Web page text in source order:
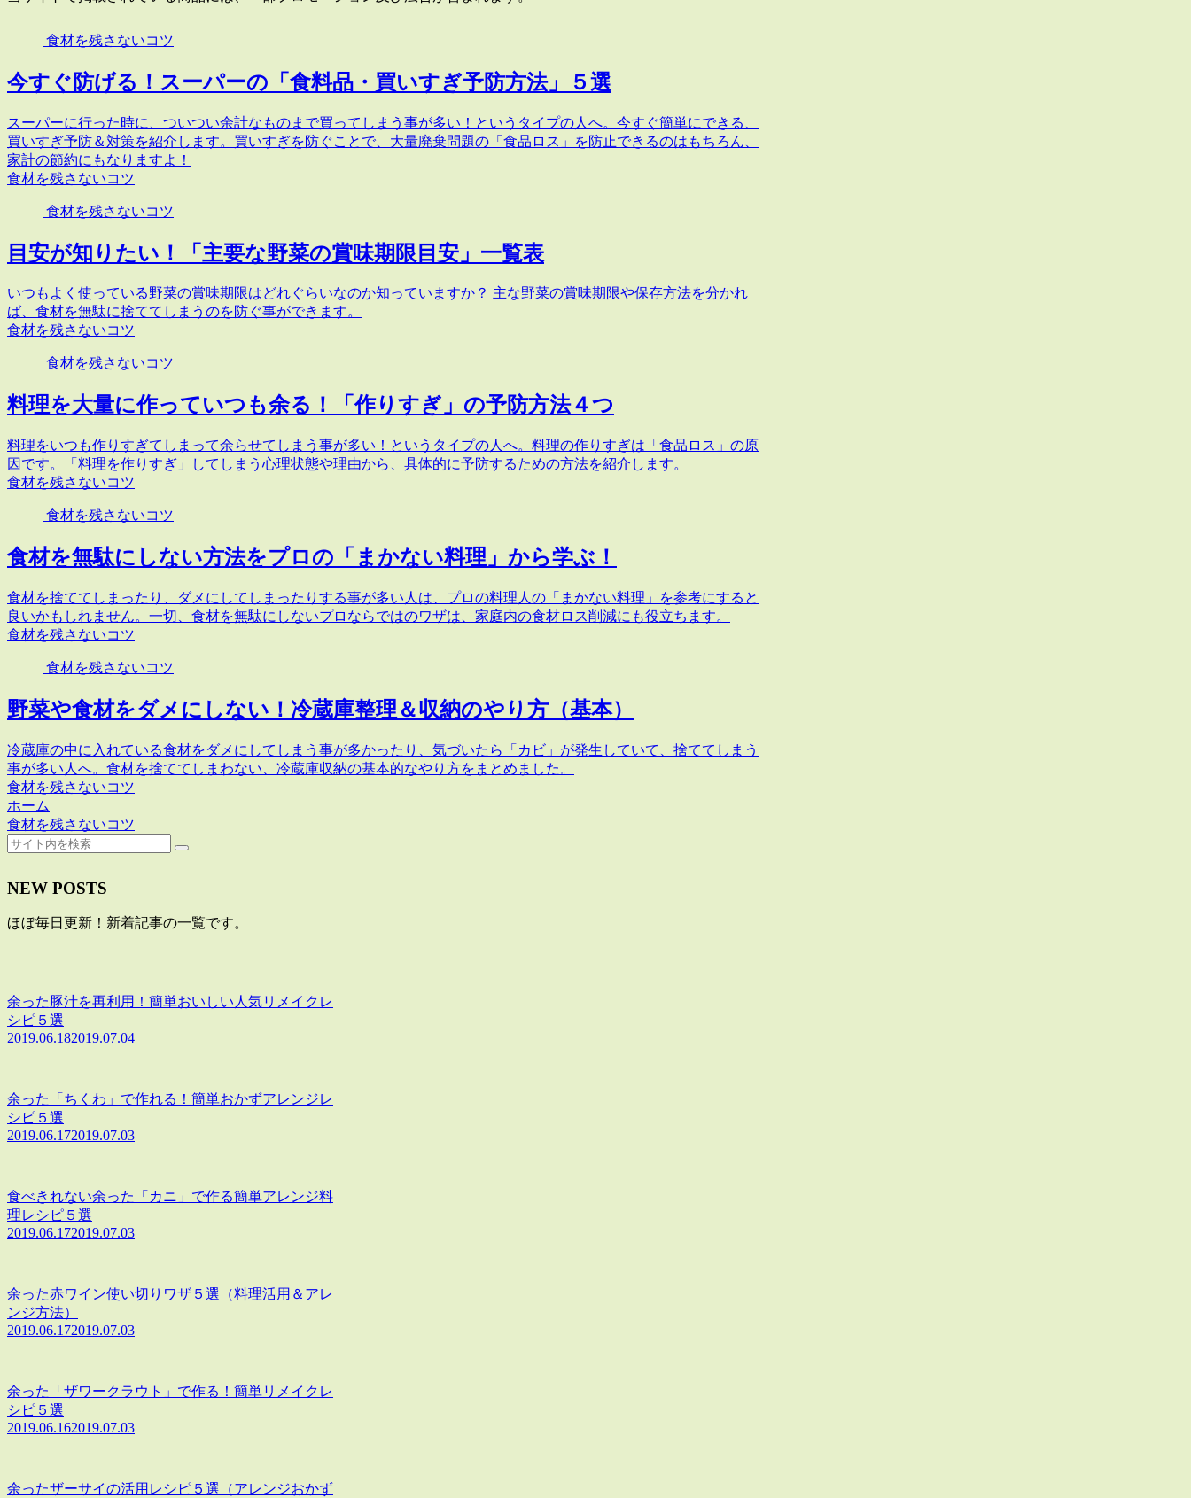
食材を残さないコツ
今すぐ防げる！スーパーの「食料品・買いすぎ予防方法」５選
スーパーに行った時に、ついつい余計なものまで買ってしまう事が多い！というタイプの人へ。今すぐ簡単にできる、
買いすぎ予防＆対策を紹介します。買いすぎを防ぐことで、大量廃棄問題の「食品ロス」を防止できるのはもちろん、
家計の節約にもなりますよ！
食材を残さないコツ
食材を残さないコツ
目安が知りたい！「主要な野菜の賞味期限目安」一覧表
いつもよく使っている野菜の賞味期限はどれぐらいなのか知っていますか？ 主な野菜の賞味期限や保存方法を分かれ
ば、食材を無駄に捨ててしまうのを防ぐ事ができます。
食材を残さないコツ
食材を残さないコツ
料理を大量に作っていつも余る！「作りすぎ」の予防方法４つ
料理をいつも作りすぎてしまって余らせてしまう事が多い！というタイプの人へ。料理の作りすぎは「食品ロス」の原
因です。「料理を作りすぎ」してしまう心理状態や理由から、具体的に予防するための方法を紹介します。
食材を残さないコツ
食材を残さないコツ
食材を無駄にしない方法をプロの「まかない料理」から学ぶ！
食材を捨ててしまったり、ダメにしてしまったりする事が多い人は、プロの料理人の「まかない料理」を参考にすると
良いかもしれません。一切、食材を無駄にしないプロならではのワザは、家庭内の食材ロス削減にも役立ちます。
食材を残さないコツ
食材を残さないコツ
野菜や食材をダメにしない！冷蔵庫整理＆収納のやり方（基本）
冷蔵庫の中に入れている食材をダメにしてしまう事が多かったり、気づいたら「カビ」が発生していて、捨ててしまう
事が多い人へ。食材を捨ててしまわない、冷蔵庫収納の基本的なやり方をまとめました。
食材を残さないコツ
ホーム
食材を残さないコツ
NEW POSTS
ほぼ毎日更新！新着記事の一覧です。
余った豚汁を再利用！簡単おいしい人気リメイクレ
シピ５選
2019.06.182019.07.04
余った「ちくわ」で作れる！簡単おかずアレンジレ
シピ５選
2019.06.172019.07.03
食べきれない余った「カニ」で作る簡単アレンジ料
理レシピ５選
2019.06.172019.07.03
余った赤ワイン使い切りワザ５選（料理活用＆アレ
ンジ方法）
2019.06.172019.07.03
余った「ザワークラウト」で作る！簡単リメイクレ
シピ５選
2019.06.162019.07.03
余ったザーサイの活用レシピ５選（アレンジおかず